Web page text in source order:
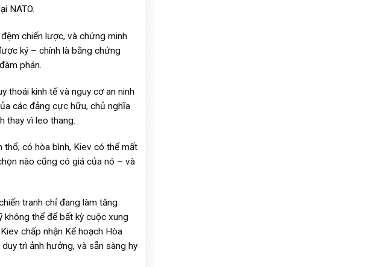
NATO.
chiến lược, và chứng minh
ký – chính là bằng chứng
phán.
thoái kinh tế và nguy cơ an ninh
các đảng cực hữu, chủ nghĩa
thay vì leo thang.
thổ; có hòa bình, Kiev có thể mất
nào cũng có giá của nó – và
tranh chỉ đang làm tăng
thể để bất kỳ cuộc xung
chấp nhận Kế hoạch Hòa
trì ảnh hưởng, và sẵn sàng hy